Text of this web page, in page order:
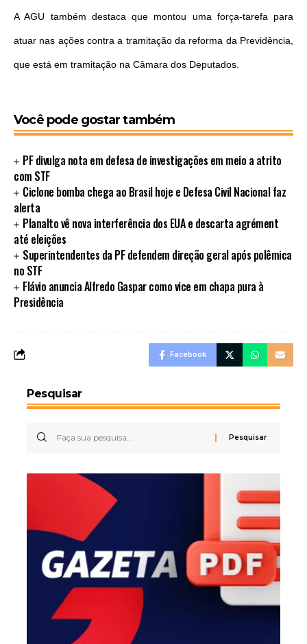
A AGU também destaca que montou uma força-tarefa para
atuar nas ações contra a tramitação da reforma da Previdência,
que está em tramitação na Câmara dos Deputados.
Você pode gostar também
PF divulga nota em defesa de investigações em meio a atrito
com STF
Ciclone bomba chega ao Brasil hoje e Defesa Civil Nacional faz
alerta
Planalto vê nova interferência dos EUA e descarta agrément
até eleições
Superintendentes da PF defendem direção geral após polêmica
no STF
Flávio anuncia Alfredo Gaspar como vice em chapa pura à
Presidência
Facebook
Pesquisar